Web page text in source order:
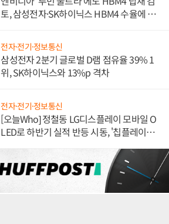
토, 삼성전자·SK하이닉스 HBM4 수율에 주
전자·전기·정보통신
삼성전자 2분기 글로벌 D램 점유율 39% 1
위, SK하이닉스와 13%p 격차
전자·전기·정보통신
[오늘Who] 정철동 LG디스플레이 모바일 O
LED로 하반기 실적 반등 시동, '칩플레이